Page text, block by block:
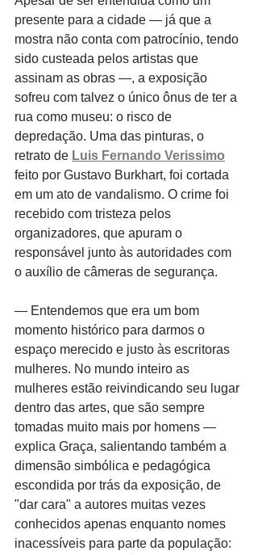
presente para a cidade — já que a
mostra não conta com patrocínio, tendo
sido custeada pelos artistas que
assinam as obras —, a exposição
sofreu com talvez o único ônus de ter a
rua como museu: o risco de
depredação. Uma das pinturas, o
retrato de Luis Fernando Verissimo
feito por Gustavo Burkhart, foi cortada
em um ato de vandalismo. O crime foi
recebido com tristeza pelos
organizadores, que apuram o
responsável junto às autoridades com
o auxílio de câmeras de segurança.
— Entendemos que era um bom
momento histórico para darmos o
espaço merecido e justo às escritoras
mulheres. No mundo inteiro as
mulheres estão reivindicando seu lugar
dentro das artes, que são sempre
tomadas muito mais por homens —
explica Graça, salientando também a
dimensão simbólica e pedagógica
escondida por trás da exposição, de
"dar cara" a autores muitas vezes
conhecidos apenas enquanto nomes
inacessíveis para parte da população: